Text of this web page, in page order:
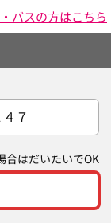
バスの方はこちら
７
合はだいたいでOK